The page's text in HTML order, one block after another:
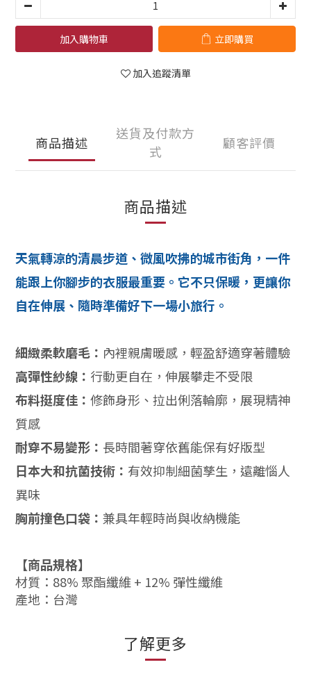
加入購物車 立即購買
加入追蹤清單
商品描述
送貨及付款方
式
顧客評價
商品描述
天氣轉涼的清晨步道、微風吹拂的城市街角，一件
能跟上你腳步的衣服最重要。它不只保暖，更讓你
自在伸展、隨時準備好下一場小旅行。
細緻柔軟磨毛： 內裡親膚暖感，輕盈舒適穿著體驗
高彈性紗線： 行動更自在，伸展攀走不受限
布料挺度佳： 修飾身形、拉出俐落輪廓，展現精神
質感
耐穿不易變形： 長時間著穿依舊能保有好版型
日本大和抗菌技術： 有效抑制細菌孳生，遠離惱人
異味
胸前撞色口袋： 兼具年輕時尚與收納機能
【商品規格】
材質：88% 聚酯纖維 + 12% 彈性纖維
產地：台灣
了解更多